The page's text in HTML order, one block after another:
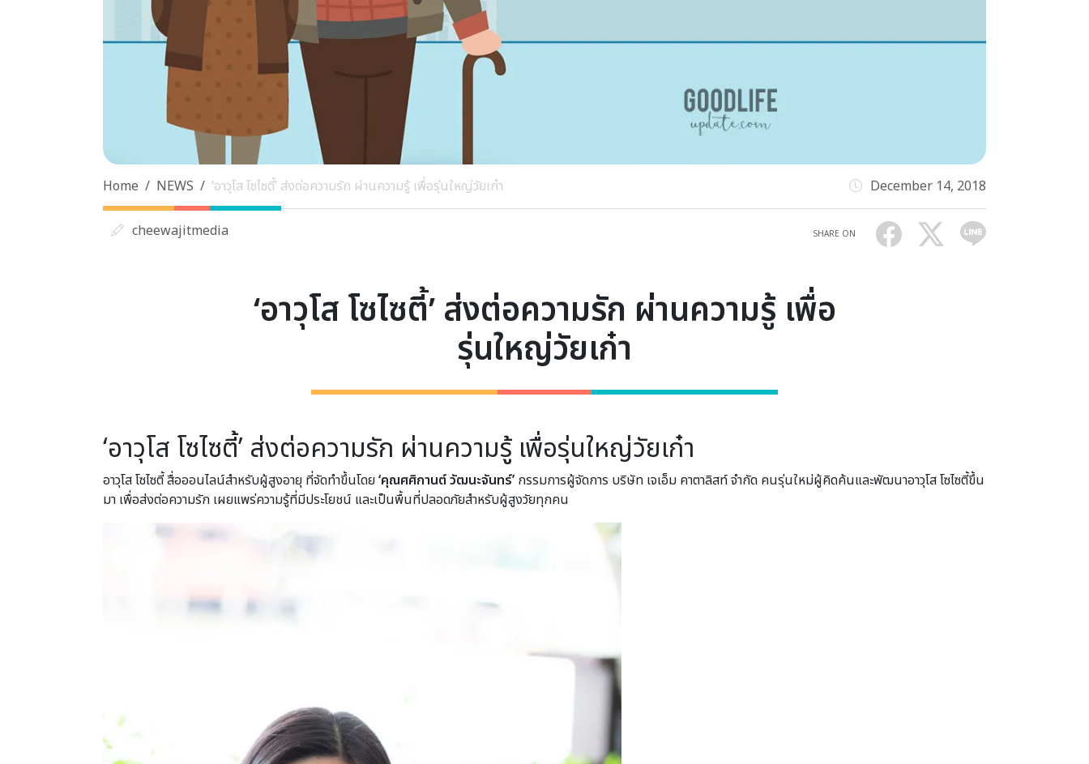
Home NEWS ‘อาวุโส โซไซตี้’ ส่งต่อความรัก ผ่านความรู้ เพื่อรุ่นใหญ่วัยเก๋า December 14, 2018
cheewajitmedia SHARE ON
‘อาวุโส โซไซตี้’ ส่งต่อความรัก ผ่านความรู้ เพื่อ
รุ่นใหญ่วัยเก๋า
‘อาวุโส โซไซตี้’ ส่งต่อความรัก ผ่านความรู้ เพื่อรุ่นใหญ่วัยเก๋า
อาวุโส โซไซตี้ สื่อออนไลน์สำหรับผู้สูงอายุ ที่จัดทำขึ้นโดย‘คุณศศิกานต์ วัฒนะจันทร์’ กรรมการผู้จัดการ บริษัท เจเอ็ม คาตาลิสท์ จำกัด คนรุ่นใหม่ผู้คิดค้นและพัฒนาอาวุโส โซไซตี้ขึ้น
มา เพื่อส่งต่อความรัก เผยแพร่ความรู้ที่มีประโยชน์ และเป็นพื้นที่ปลอดภัยสำหรับผู้สูงวัยทุกคน